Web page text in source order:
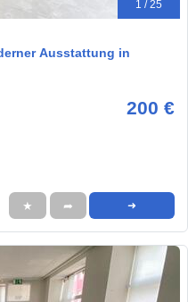
1 / 25
Ausstattung in
200 €
★ ➦ ➜